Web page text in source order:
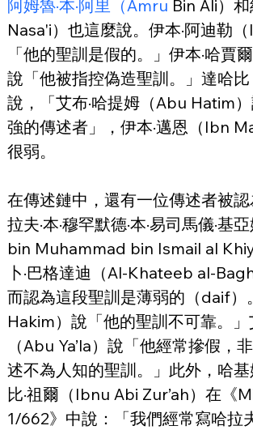
阿姆魯·本·阿里（Amru Bin Ali）
Nasa'i）也這麼說。伊本·阿迪勒
「他的聖訓是假的。」伊本·哈賈
說「他被指控偽造聖訓。」達哈比
說，「艾布·哈提姆（Abu Hatim
強的傳述者」，伊本·邁恩（Ibn
很弱。
在傳述鏈中，還有一位傳述者被
拉夫·本·穆罕默德·本·易司馬儀·基
bin Muhammad bin Ismail al
卜·巴格達迪（Al-Khateeb al-
而認為這段聖訓是薄弱的（daif）
Hakim）說「他的聖訓不可靠。」
（Abu Ya’la）說「他經常摻假，
述不為人知的聖訓。」此外，哈基
比·祖爾（Ibnu Abi Zur’ah）在《
1/662》中說：「我們經常寫哈拉夫